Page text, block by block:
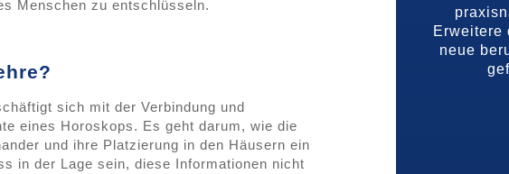
Menschen zu entschlüsseln.
sich mit der Verbindung und
eines Horoskops. Es geht darum, wie die
und ihre Platzierung in den Häusern ein
in der Lage sein, diese Informationen nicht
Erweitere
neue